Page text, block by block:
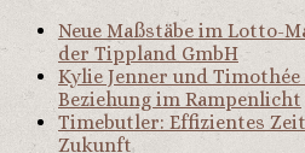
Neue Maßstäbe im Lotto-
der Tippland GmbH
Kylie Jenner und
Beziehung im Rampenlicht
Timebutler: Effizientes
Zukunft